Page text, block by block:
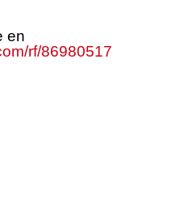
en
rf/86980517